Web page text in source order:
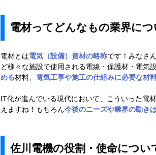
電材ってどんなもの業界に
電材とは電気（設備）資材の略称です！みなさ
ど様々な施設で使用される電線・保護材・電気
める材料、 電気工事や施工の仕組みに必要な材
IT化が進んでいる現代において、こういった電
えますね！もちろん今後のニーズや業界の動き
佐川電機の役割・使命につい